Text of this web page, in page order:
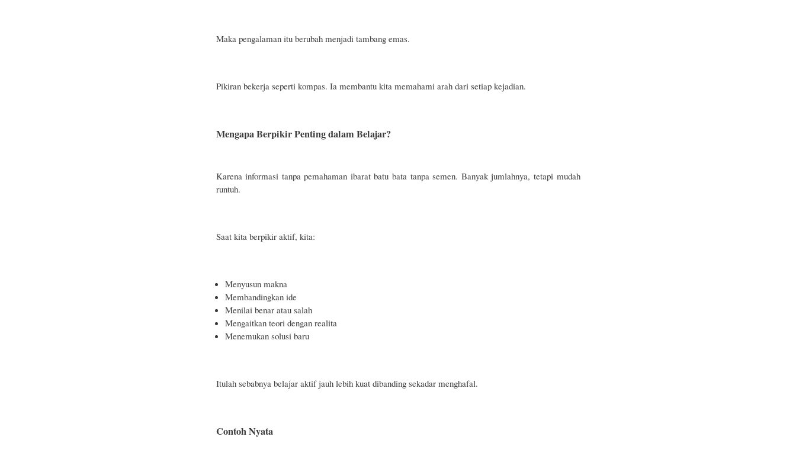
Maka pengalaman itu berubah menjadi tambang emas.
Pikiran bekerja seperti kompas. Ia membantu kita memahami arah dari setiap kejadian.
Mengapa Berpikir Penting dalam Belajar?
Karena informasi tanpa pemahaman ibarat batu bata tanpa semen. Banyak jumlahnya, tetapi mudah
runtuh.
Saat kita berpikir aktif, kita:
Menyusun makna
Membandingkan ide
Menilai benar atau salah
Mengaitkan teori dengan realita
Menemukan solusi baru
Itulah sebabnya belajar aktif jauh lebih kuat dibanding sekadar menghafal.
Contoh Nyata